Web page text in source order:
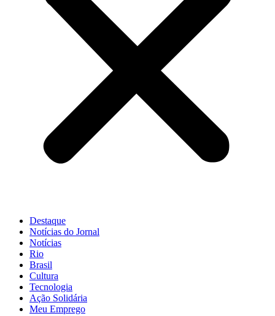
Destaque
Notícias do Jornal
Notícias
Rio
Brasil
Cultura
Tecnologia
Ação Solidária
Meu Emprego